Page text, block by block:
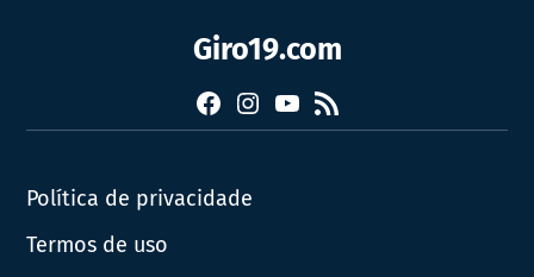
Giro19.com
FacebookInstagram
YouTube
RSS
Política de privacidade
Termos de uso